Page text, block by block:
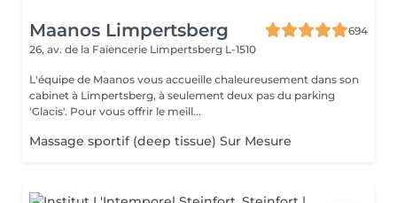
Maanos Limpertsberg
694
26, av. de la Faïencerie Limpertsberg L-1510
L'équipe de Maanos vous accueille chaleureusement dans son
cabinet à Limpertsberg, à seulement deux pas du parking
'Glacis'. Pour vous offrir le meill...
Massage sportif (deep tissue) Sur Mesure